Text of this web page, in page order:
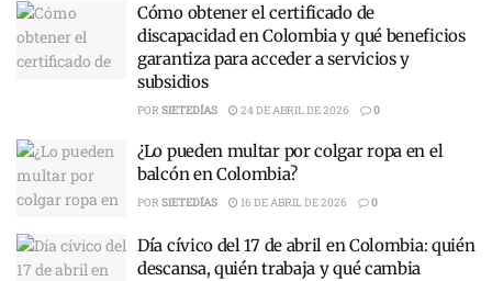
Cómo obtener el certificado de
discapacidad en Colombia y qué beneficios
garantiza para acceder a servicios y
subsidios
POR SIETEDÍAS 24 DE ABRIL DE 2026 0
¿Lo pueden multar por colgar ropa en el
balcón en Colombia?
POR SIETEDÍAS 16 DE ABRIL DE 2026 0
Día cívico del 17 de abril en Colombia: quién
descansa, quién trabaja y qué cambia